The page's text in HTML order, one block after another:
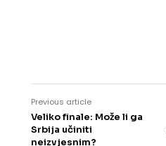
Previous article
Veliko finale: Može li ga
Srbija učiniti
neizvjesnim?